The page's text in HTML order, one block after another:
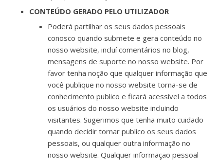
CONTEÚDO GERADO PELO UTILIZADOR
Poderá partilhar os seus dados pessoais
conosco quando submete e gera conteúdo no
nosso website, incluí comentários no blog,
mensagens de suporte no nosso website. Por
favor tenha noção que qualquer informação que
você publique no nosso website torna-se de
conhecimento publico e ficará acessível a todos
os usuários do nosso website incluindo
visitantes. Sugerimos que tenha muito cuidado
quando decidir tornar publico os seus dados
pessoais, ou qualquer outra informação no
nosso website. Qualquer informação pessoal